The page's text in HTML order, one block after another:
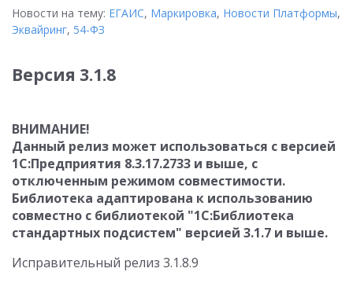
Новости на тему: ЕГАИС, Маркировка, Новости Платформы,
Эквайринг, 54-ФЗ
Версия 3.1.8
ВНИМАНИЕ!
Данный релиз может использоваться с версией
1С:Предприятия 8.3.17.2733 и выше, с
отключенным режимом совместимости.
Библиотека адаптирована к использованию
совместно с библиотекой "1С:Библиотека
стандартных подсистем" версией 3.1.7 и выше.
Исправительный релиз 3.1.8.9